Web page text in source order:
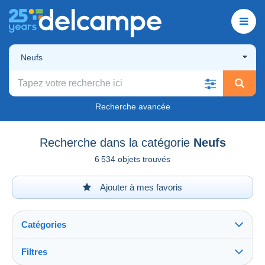
Neufs
Recherche avancée
Recherche dans la catégorie Neufs
6 534 objets trouvés
Ajouter à mes favoris
Catégories
Filtres